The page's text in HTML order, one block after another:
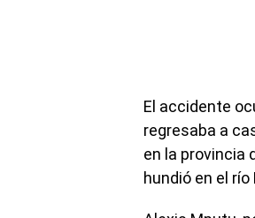
El accidente
regresaba a
en la provincia
hundió en el río